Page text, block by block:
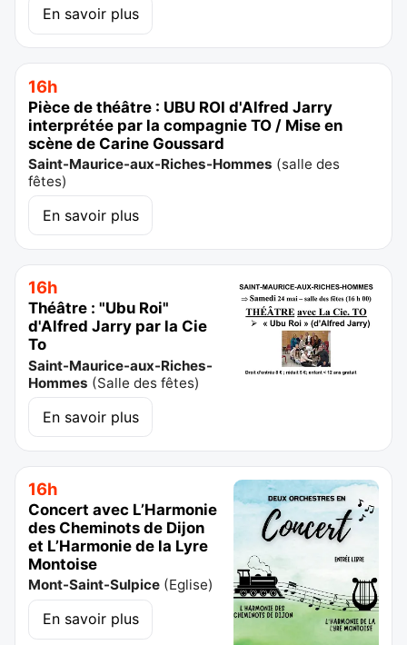
En savoir plus
16h
Pièce de théâtre : UBU ROI d'Alfred Jarry
interprétée par la compagnie TO / Mise en
scène de Carine Goussard
Saint-Maurice-aux-Riches-Hommes (salle des
fêtes)
En savoir plus
16h
Théâtre : "Ubu Roi"
d'Alfred Jarry par la Cie
To
Saint-Maurice-aux-Riches-
Hommes (Salle des fêtes)
En savoir plus
16h
Concert avec L’Harmonie
des Cheminots de Dijon
et L’Harmonie de la Lyre
Montoise
Mont-Saint-Sulpice (Eglise)
En savoir plus